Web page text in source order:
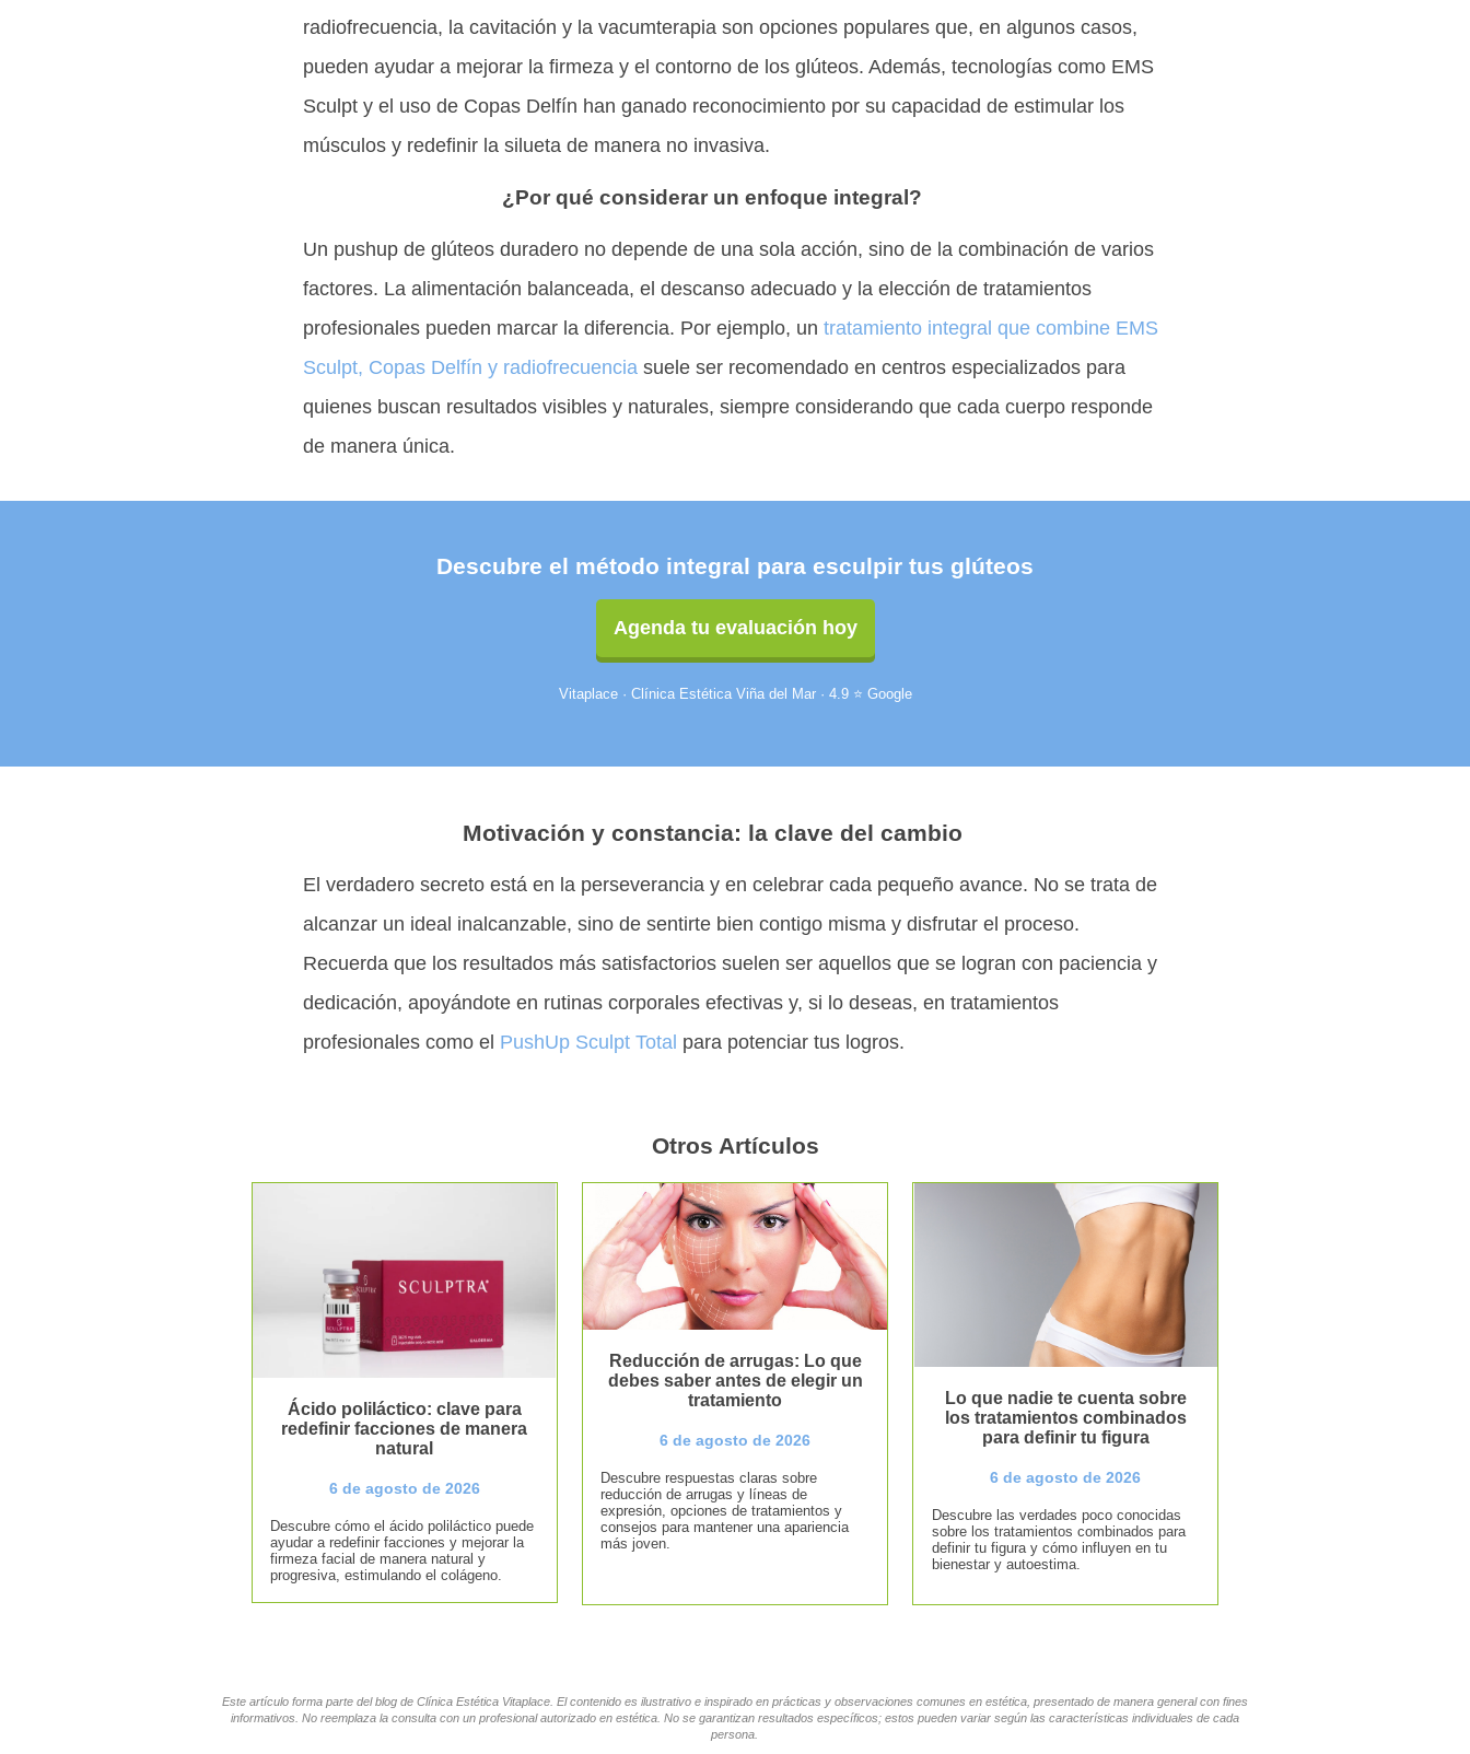
radiofrecuencia, la cavitación y la vacumterapia son opciones populares que, en algunos casos,
pueden ayudar a mejorar la firmeza y el contorno de los glúteos. Además, tecnologías como EMS
Sculpt y el uso de Copas Delfín han ganado reconocimiento por su capacidad de estimular los
músculos y redefinir la silueta de manera no invasiva.
¿Por qué considerar un enfoque integral?
Un pushup de glúteos duradero no depende de una sola acción, sino de la combinación de varios
factores. La alimentación balanceada, el descanso adecuado y la elección de tratamientos
profesionales pueden marcar la diferencia. Por ejemplo, un tratamiento integral que combine EMS
Sculpt, Copas Delfín y radiofrecuenciasuele ser recomendado en centros especializados para
quienes buscan resultados visibles y naturales, siempre considerando que cada cuerpo responde
de manera única.
Descubre el método integral para esculpir tus glúteos
Agenda tu evaluación hoy
Vitaplace · Clínica Estética Viña del Mar · 4.9 ⭐ Google
Motivación y constancia: la clave del cambio
El verdadero secreto está en la perseverancia y en celebrar cada pequeño avance. No se trata de
alcanzar un ideal inalcanzable, sino de sentirte bien contigo misma y disfrutar el proceso.
Recuerda que los resultados más satisfactorios suelen ser aquellos que se logran con paciencia y
dedicación, apoyándote en rutinas corporales efectivas y, si lo deseas, en tratamientos
profesionales como el PushUp Sculpt Total para potenciar tus logros.
Otros Artículos
Ácido poliláctico: clave para
redefinir facciones de manera
natural
6 de agosto de 2026
Descubre cómo el ácido poliláctico puede
ayudar a redefinir facciones y mejorar la
firmeza facial de manera natural y
progresiva, estimulando el colágeno.
Reducción de arrugas: Lo que
debes saber antes de elegir un
tratamiento
6 de agosto de 2026
Descubre respuestas claras sobre
reducción de arrugas y líneas de
expresión, opciones de tratamientos y
consejos para mantener una apariencia
más joven.
Lo que nadie te cuenta sobre
los tratamientos combinados
para definir tu figura
6 de agosto de 2026
Descubre las verdades poco conocidas
sobre los tratamientos combinados para
definir tu figura y cómo influyen en tu
bienestar y autoestima.
Este artículo forma parte del blog de Clínica Estética Vitaplace. El contenido es ilustrativo e inspirado en prácticas y observaciones comunes en estética, presentado de manera general con fines
informativos. No reemplaza la consulta con un profesional autorizado en estética. No se garantizan resultados específicos; estos pueden variar según las características individuales de cada
persona.